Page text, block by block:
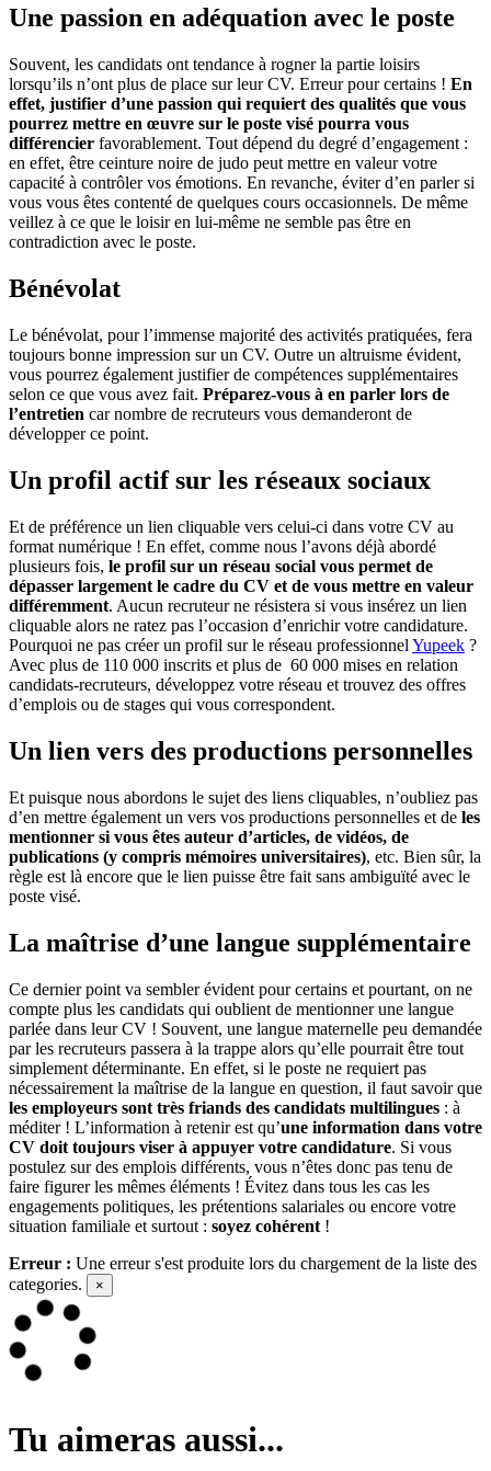
Une passion en adéquation avec le poste
Souvent, les candidats ont tendance à rogner la partie loisirs
lorsqu’ils n’ont plus de place sur leur CV. Erreur pour certains ! En
effet, justifier d’une passion qui requiert des qualités que vous
pourrez mettre en œuvre sur le poste visé pourra vous
différencier favorablement. Tout dépend du degré d’engagement :
en effet, être ceinture noire de judo peut mettre en valeur votre
capacité à contrôler vos émotions. En revanche, éviter d’en parler si
vous vous êtes contenté de quelques cours occasionnels. De même
veillez à ce que le loisir en lui-même ne semble pas être en
contradiction avec le poste.
Bénévolat
Le bénévolat, pour l’immense majorité des activités pratiquées, fera
toujours bonne impression sur un CV. Outre un altruisme évident,
vous pourrez également justifier de compétences supplémentaires
selon ce que vous avez fait. Préparez-vous à en parler lors de
l’entretien car nombre de recruteurs vous demanderont de
développer ce point.
Un profil actif sur les réseaux sociaux
Et de préférence un lien cliquable vers celui-ci dans votre CV au
format numérique ! En effet, comme nous l’avons déjà abordé
plusieurs fois, le profil sur un réseau social vous permet de
dépasser largement le cadre du CV et de vous mettre en valeur
différemment. Aucun recruteur ne résistera si vous insérez un lien
cliquable alors ne ratez pas l’occasion d’enrichir votre candidature.
Pourquoi ne pas créer un profil sur le réseau professionnel Yupeek ?
Avec plus de 110 000 inscrits et plus de 60 000 mises en relation
candidats-recruteurs, développez votre réseau et trouvez des offres
d’emplois ou de stages qui vous correspondent.
Un lien vers des productions personnelles
Et puisque nous abordons le sujet des liens cliquables, n’oubliez pas
d’en mettre également un vers vos productions personnelles et de les
mentionner si vous êtes auteur d’articles, de vidéos, de
publications (y compris mémoires universitaires), etc. Bien sûr, la
règle est là encore que le lien puisse être fait sans ambiguïté avec le
poste visé.
La maîtrise d’une langue supplémentaire
Ce dernier point va sembler évident pour certains et pourtant, on ne
compte plus les candidats qui oublient de mentionner une langue
parlée dans leur CV ! Souvent, une langue maternelle peu demandée
par les recruteurs passera à la trappe alors qu’elle pourrait être tout
simplement déterminante. En effet, si le poste ne requiert pas
nécessairement la maîtrise de la langue en question, il faut savoir que
les employeurs sont très friands des candidats multilingues : à
méditer ! L’information à retenir est qu’une information dans votre
CV doit toujours viser à appuyer votre candidature. Si vous
postulez sur des emplois différents, vous n’êtes donc pas tenu de
faire figurer les mêmes éléments ! Évitez dans tous les cas les
engagements politiques, les prétentions salariales ou encore votre
situation familiale et surtout : soyez cohérent !
Erreur : Une erreur s'est produite lors du chargement de la liste des
categories.
×
Tu aimeras aussi...